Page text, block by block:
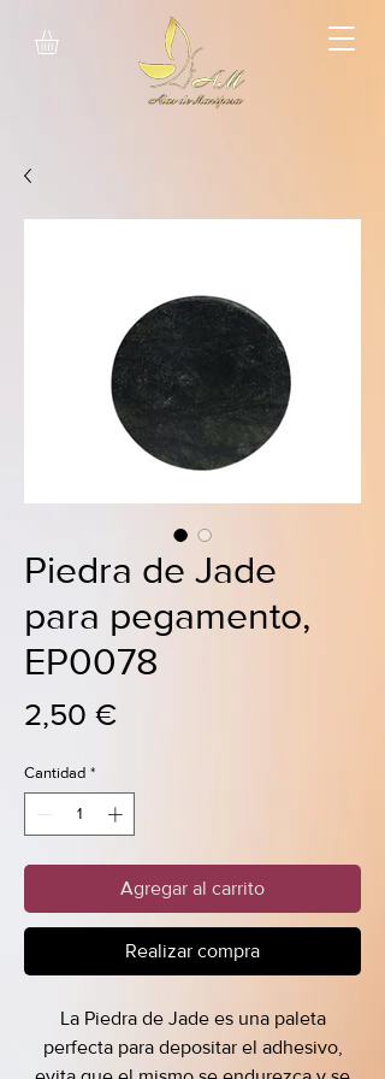
Piedra de Jade
para pegamento,
EP0078
2,50 €Precio
Cantidad *
Agregar al carrito
Realizar compra
La Piedra de Jade es una paleta
perfecta para depositar el adhesivo,